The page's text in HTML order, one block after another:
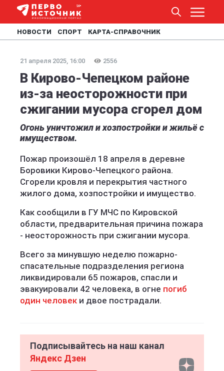
НОВОСТИ СПОРТ КАРТА-СПРАВОЧНИК
21 апреля 2025, 16:00 2556
В Кирово-Чепецком районе
из-за неосторожности при
сжигании мусора сгорел дом
Огонь уничтожил и хозпостройки и жильё с
имуществом.
Пожар произошёл 18 апреля в деревне
Боровики Кирово-Чепецкого района.
Сгорели кровля и перекрытия частного
жилого дома, хозпостройки и имущество.
Как сообщили в ГУ МЧС по Кировской
области, предварительная причина пожара
- неосторожность при сжигании мусора.
Всего за минувшую неделю пожарно-
спасательные подразделения региона
ликвидировали 65 пожаров, спасли и
эвакуировали 42 человека, в огне погиб
один человек и двое пострадали.
Подписывайтесь на наш канал
Яндекс Дзен